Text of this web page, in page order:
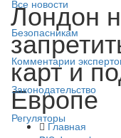
Все новости
Безопасникам
Комментарии
Законодательство
Регуляторы
Лондон
карт и
Европе
Главная